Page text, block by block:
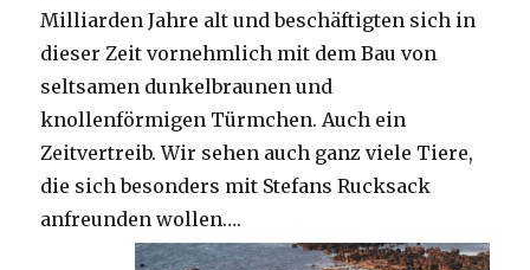
Milliarden Jahre alt und beschäftigten sich in
dieser Zeit vornehmlich mit dem Bau von
seltsamen dunkelbraunen und
knollenförmigen Türmchen. Auch ein
Zeitvertreib. Wir sehen auch ganz viele Tiere,
die sich besonders mit Stefans Rucksack
anfreunden wollen….